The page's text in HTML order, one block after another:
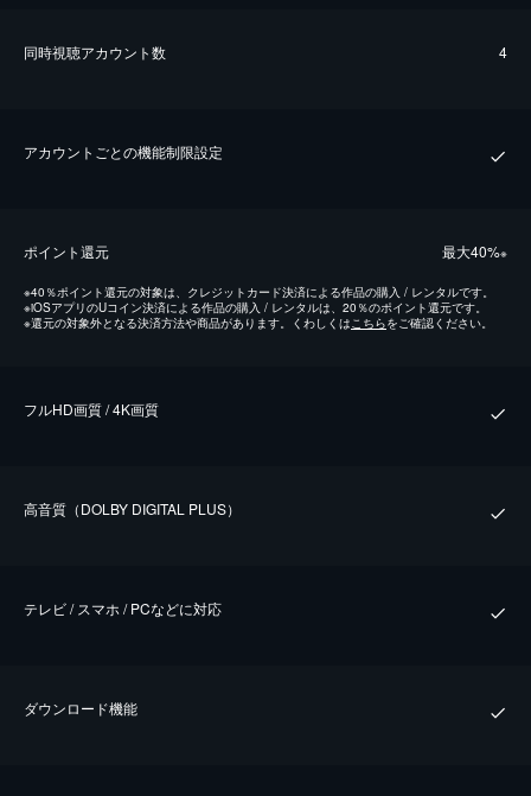
同時視聴アカウント数 4
アカウントごとの機能制限設定
ポイント還元 最⼤40%※
※40％ポイント還元の対象は、クレジットカード決済による作品の購入 / レンタルです。
※iOSアプリのUコイン決済による作品の購入 / レンタルは、20％のポイント還元です。
※還元の対象外となる決済方法や商品があります。くわしくはこちらをご確認ください。
フルHD画質 / 4K画質
⾼⾳質（DOLBY DIGITAL PLUS）
テレビ / スマホ / PCなどに対応
ダウンロード機能